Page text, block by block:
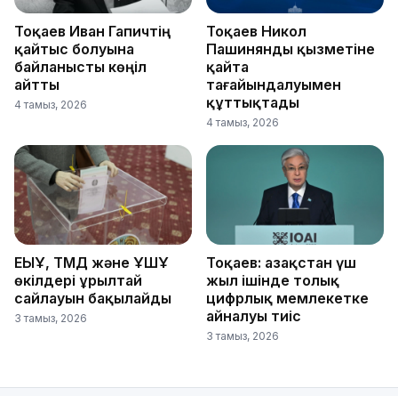
Тоқаев Иван Гапичтің
қайтыс болуына
байланысты көңіл
айтты
4 тамыз, 2026
Тоқаев Никол
Пашинянды қызметіне
қайта
тағайындалуымен
құттықтады
4 тамыз, 2026
ЕҚЫҰ, ТМД және ҰҚШҰ
өкілдері Құрылтай
сайлауын бақылайды
3 тамыз, 2026
Тоқаев: Қазақстан үш
жыл ішінде толық
цифрлық мемлекетке
айналуы тиіс
3 тамыз, 2026